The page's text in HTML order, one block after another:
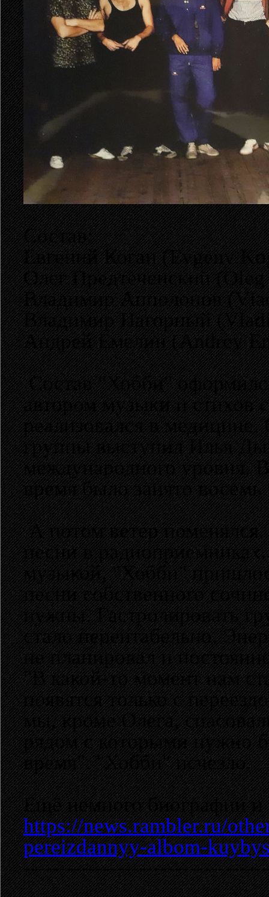
Состав:
Евгений Коган (Evgeny
Олег Предтеченский
Владимир Апполонов
Владимир Нагорный
Андрей Емелин (Andrey
Состав "Хобби"
автором музыки и стихов
реализовался в
группы выступил Илья
международного уровня.
время было занято восемь
А потом ветер поменялся.
песни в
музыкой, "Хобби"
песни собственного
нужны. Гастролировать
стало нерентабельно.
не планировал и
"В какой-то момент нам
появятся только с
мы, кроме Олега,
рядом с которыми нужно
время". "Хобби" исчезло.
Ещё немного биографии и
https://news.rambler.ru/
pereizdannyy-albom-